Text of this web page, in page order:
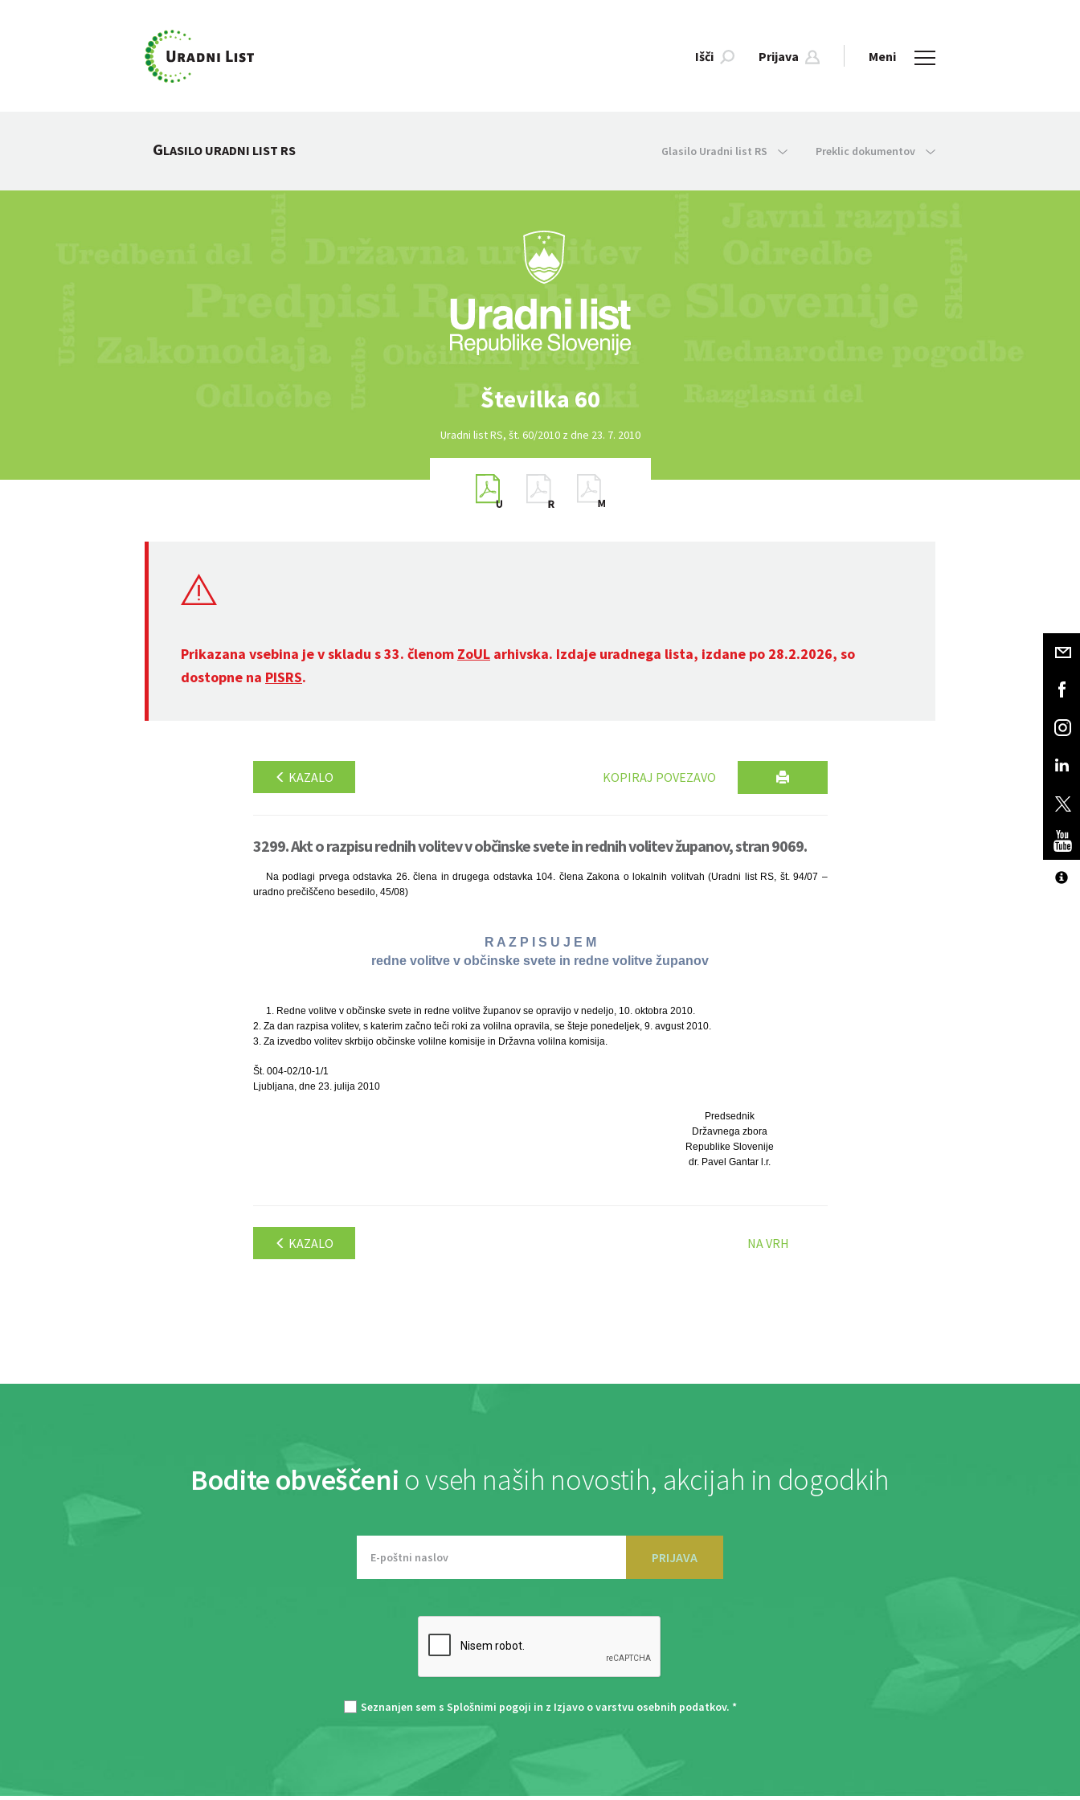
Išči Prijava Meni
GLASILO URADNI LIST RS Glasilo Uradni list RS Preklic dokumentov
Številka 60
Uradni list RS, št. 60/2010 z dne 23. 7. 2010
Prikazana vsebina je v skladu s 33. členom ZoUL arhivska. Izdaje uradnega lista, izdane po 28.2.2026, so
dostopne na PISRS.
KAZALO KOPIRAJ POVEZAVO
3299. Akt o razpisu rednih volitev v občinske svete in rednih volitev županov, stran 9069.
Na podlagi prvega odstavka 26. člena in drugega odstavka 104. člena Zakona o lokalnih volitvah (Uradni list RS, št. 94/07 –
uradno prečiščeno besedilo, 45/08)
R A Z P I S U J E M
redne volitve v občinske svete in redne volitve županov
1. Redne volitve v občinske svete in redne volitve županov se opravijo v nedeljo, 10. oktobra 2010.
2. Za dan razpisa volitev, s katerim začno teči roki za volilna opravila, se šteje ponedeljek, 9. avgust 2010.
3. Za izvedbo volitev skrbijo občinske volilne komisije in Državna volilna komisija.
Št. 004-02/10-1/1
Ljubljana, dne 23. julija 2010
Predsednik
Državnega zbora
Republike Slovenije
dr. Pavel Gantar l.r.
KAZALO NA VRH
Bodite obveščeni o vseh naših novostih, akcijah in dogodkih
PRIJAVA
Seznanjen sem s Splošnimi pogoji in z Izjavo o varstvu osebnih podatkov. *